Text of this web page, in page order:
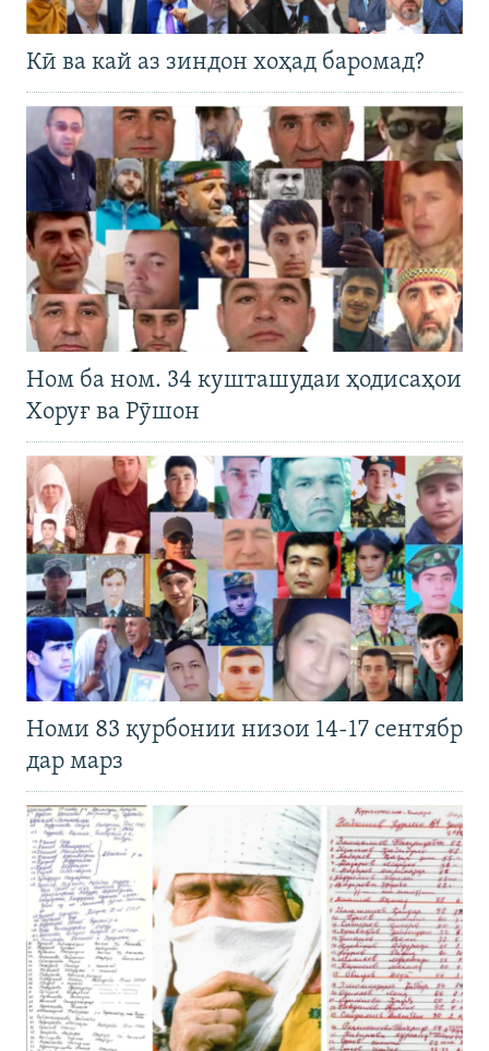
Кӣ ва кай аз зиндон хоҳад баромад?
Ном ба ном. 34 кушташудаи ҳодисаҳои
Хоруғ ва Рӯшон
Номи 83 қурбонии низои 14-17 сентябр
дар марз